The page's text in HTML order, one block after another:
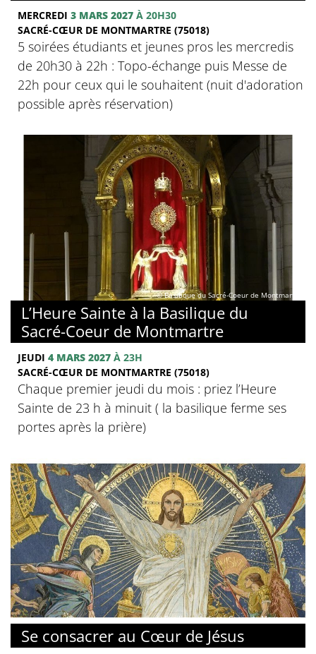
MERCREDI 3 MARS 2027 À 20H30
SACRÉ-CŒUR DE MONTMARTRE (75018)
5 soirées étudiants et jeunes pros les mercredis
de 20h30 à 22h : Topo-échange puis Messe de
22h pour ceux qui le souhaitent (nuit d'adoration
possible après réservation)
© Basilique du Sacré-Coeur de Montmartre
L’Heure Sainte à la Basilique du
Sacré-Coeur de Montmartre
JEUDI 4 MARS 2027 À 23H
SACRÉ-CŒUR DE MONTMARTRE (75018)
Chaque premier jeudi du mois : priez l’Heure
Sainte de 23 h à minuit ( la basilique ferme ses
portes après la prière)
© Basilique du Sacré-Coeur de Montmartre
Se consacrer au Cœur de Jésus